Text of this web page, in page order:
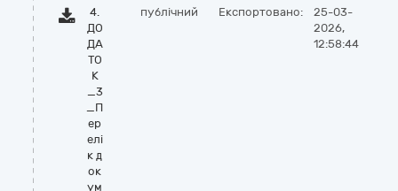
4.
ДО
ДА
ТО
К
_3
_П
ер
елі
к д
ок
ум
публічний Експортовано:
25-03-
2026,
12:58:44